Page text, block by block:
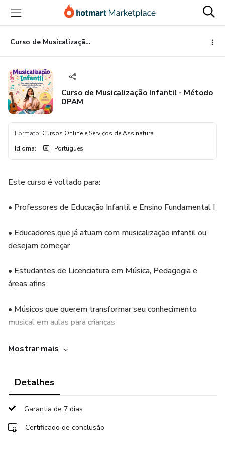
para
conteúdo
principal
para
pagamento
para
rodapé
Curso de Musicalização Infantil - Método DPAM
Curso de Musicalização Infantil - Método
DPAM
Formato: Cursos Online e Serviços de Assinatura
Idioma: Português
Este curso é voltado para:
• Professores de Educação Infantil e Ensino Fundamental I
• Educadores que já atuam com musicalização infantil ou
desejam começar
• Estudantes de Licenciatura em Música, Pedagogia e
áreas afins
• Músicos que querem transformar seu conhecimento
musical em aulas para crianças
• Profissionais que trabalham com crianças e desejam
Não é necessário ser músico profissional, mas é
importante ter interesse em usar a música com crianças.
⸻
Mostrar mais
Detalhes
Garantia de 7 dias
Certificado de conclusão